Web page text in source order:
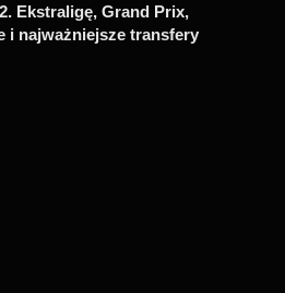
Ekstraligę, Grand Prix,
i najważniejsze transfery